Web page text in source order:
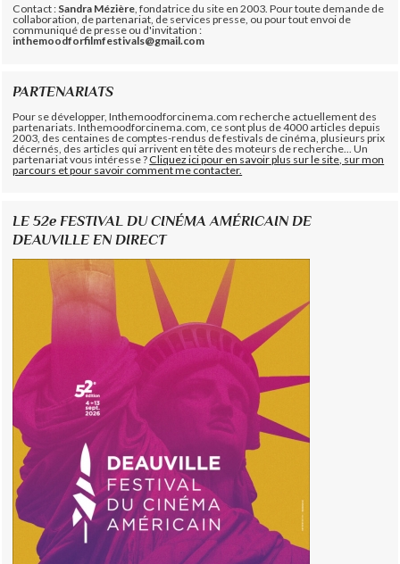
Contact : Sandra Mézière , fondatrice du site en 2003. Pour toute demande de
collaboration, de partenariat, de services presse, ou pour tout envoi de
communiqué de presse ou d'invitation :
inthemoodforfilmfestivals@gmail.com
PARTENARIATS
Pour se développer, Inthemoodforcinema.com recherche actuellement des
partenariats. Inthemoodforcinema.com, ce sont plus de 4000 articles depuis
2003, des centaines de comptes-rendus de festivals de cinéma, plusieurs prix
décernés, des articles qui arrivent en tête des moteurs de recherche... Un
partenariat vous intéresse ?Cliquez ici pour en savoir plus sur le site, sur mon
parcours et pour savoir comment me contacter.
LE 52e FESTIVAL DU CINÉMA AMÉRICAIN DE
DEAUVILLE EN DIRECT